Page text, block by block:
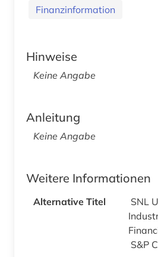
Finanzinformation
Hinweise
Keine Angabe
Anleitung
Keine Angabe
Weitere Informationen
Alternative Titel
SNL
S&P